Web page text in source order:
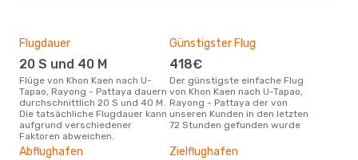
Flugdauer
20 S und 40 M
Flüge von Khon Kaen nach U-
Tapao, Rayong - Pattaya dauern
durchschnittlich 20 S und 40 M.
Die tatsächliche Flugdauer kann
aufgrund verschiedener
Faktoren abweichen.
Günstigster Flug
418€
Der günstigste einfache Flug
von Khon Kaen nach U-Tapao,
Rayong - Pattaya der von
unseren Kunden in den letzten
72 Stunden gefunden wurde
Abflughafen Zielflughafen